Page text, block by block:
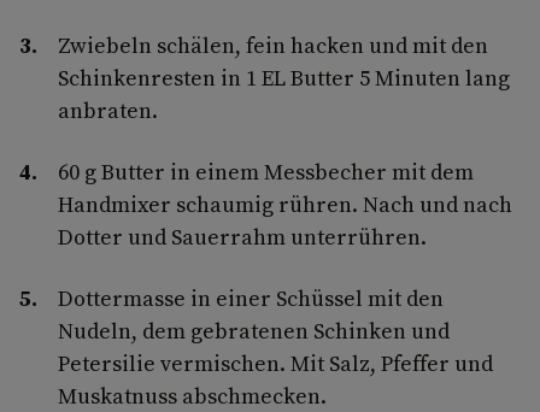
Zwiebeln schälen, fein hacken und mit den
Schinkenresten in 1 EL Butter 5 Minuten lang
anbraten.
60 g Butter in einem Messbecher mit dem
Handmixer schaumig rühren. Nach und nach
Dotter und Sauerrahm unterrühren.
Dottermasse in einer Schüssel mit den
Nudeln, dem gebratenen Schinken und
Petersilie vermischen. Mit Salz, Pfeffer und
Muskatnuss abschmecken.